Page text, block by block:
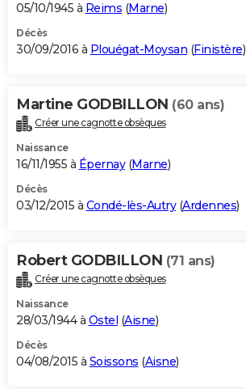
05/10/1945 à Reims (Marne)
Décès
30/09/2016 à Plouégat-Moysan (Finistère)
Martine GODBILLON (60 ans)
Créer une cagnotte obsèques
Naissance
16/11/1955 à Épernay(Marne)
Décès
03/12/2015 à Condé-lès-Autry(Ardennes)
Robert GODBILLON (71 ans)
Créer une cagnotte obsèques
Naissance
28/03/1944 à Ostel (Aisne)
Décès
04/08/2015 à Soissons (Aisne)